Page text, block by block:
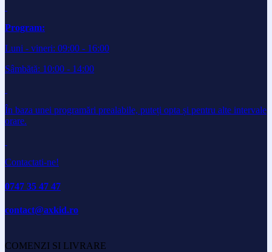
Program:
Luni - vineri: 09:00 - 16:00
Sâmbătă: 10:00 - 14:00
În baza unei programări prealabile, puteți opta și pentru alte intervale
orare.
Contactati-ne!
0747 35 47 47
contact@axkid.ro
COMENZI SI LIVRARE